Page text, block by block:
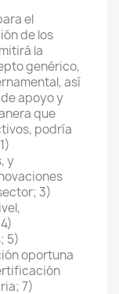
el
de los
la
genérico,
así
apoyo y
que
podría
y
3)
5)
oportuna
7)